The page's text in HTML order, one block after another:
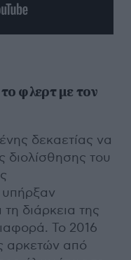
φλερτ με τον
δεκαετίας να
διολίσθησης του
υπήρξαν
διάρκεια της
Το 2016
αρκετών από